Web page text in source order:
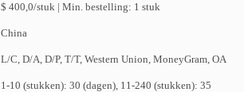
$ 400,0/stuk | Min. bestelling: 1 stuk
China
L/C, D/A, D/P, T/T, Western Union, MoneyGram, OA
1-10 (stukken): 30 (dagen), 11-240 (stukken): 35